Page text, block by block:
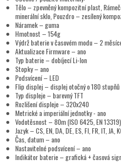
Tělo – zpevněný kompozitní plast,
minerální sklo, Pouzdro – zesílený
Náramek – guma
Hmotnost – 154g
Výdrž baterie v časovém modu – 2
Aktualizace Firmware – ano
Typ baterie – dobíjecí Li-Ion
Stopky – ano
Podsvícení – LED
Flip displej – displej otočný o 180
Typ displeje – barevný TFT
Rozlišení displeje – 320x240
Metrické a imperiální jednotky - ano
Vodotěsnost – 80m (ISO 6425, EN 13319)
Jazyk – CS, EN, DA, DE, ES, FI, FR, IT, JA,
Čas, datum – ano
Nastavitelné podsvícení – ano
Indikátor baterie – grafická + časová